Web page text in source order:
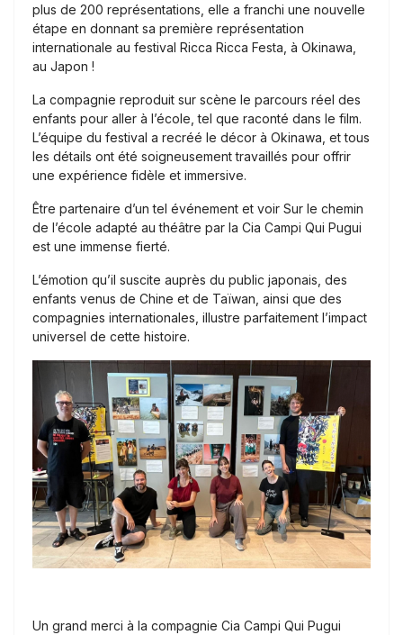
plus de 200 représentations, elle a franchi une nouvelle
étape en donnant sa première représentation
internationale au festival Ricca Ricca Festa, à Okinawa,
au Japon !
La compagnie reproduit sur scène le parcours réel des
enfants pour aller à l’école, tel que raconté dans le film.
L’équipe du festival a recréé le décor à Okinawa, et tous
les détails ont été soigneusement travaillés pour offrir
une expérience fidèle et immersive.
Être partenaire d’un tel événement et voir Sur le chemin
de l’école adapté au théâtre par la Cia Campi Qui Pugui
est une immense fierté.
L’émotion qu’il suscite auprès du public japonais, des
enfants venus de Chine et de Taïwan, ainsi que des
compagnies internationales, illustre parfaitement l’impact
universel de cette histoire.
Un grand merci à la compagnie Cia Campi Qui Pugui